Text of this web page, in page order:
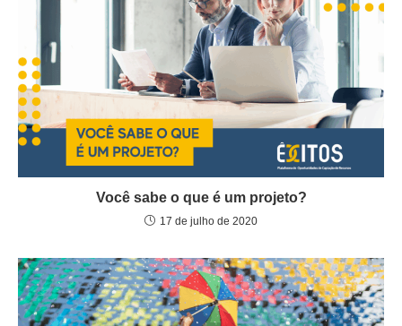
Você sabe o que é um projeto?
17 de julho de 2020